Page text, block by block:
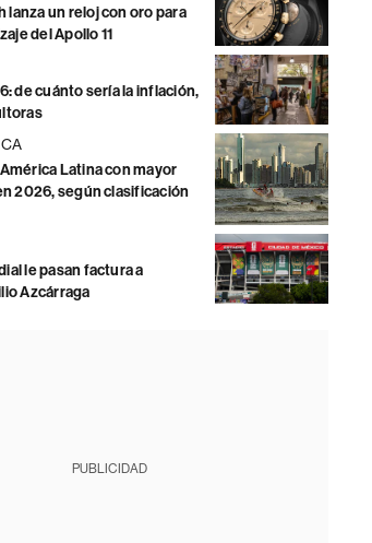
lanza un reloj con oro para
del Apollo 11
de cuánto sería la inflación,
Latina con mayor
2026, según clasificación
le pasan factura a
Azcárraga
PUBLICIDAD